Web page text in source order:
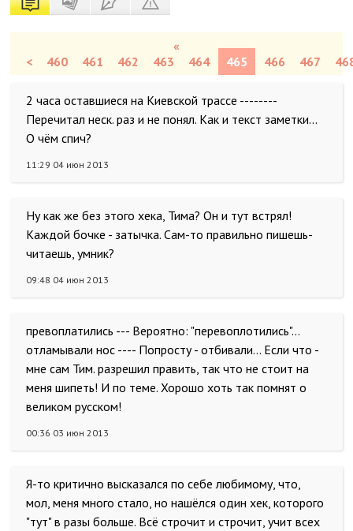
«
<
460 461 462 463 464 465 466 467
2 часа оставшиеся на Киевской трассе --------
Перечитал неск. раз и не понял. Как и текст заметки...
О чём спич?
11:29 04 июн 2013
Ну как же без этого хека, Тима? Он и тут встрял!
Каждой бочке - затычка. Сам-то правильно пишешь-
читаешь, умник?
09:48 04 июн 2013
превоплатились --- Вероятно: "перевоплотились"...
отламывали нос ---- Попросту - отбивали... Если что -
мне сам Тим. разрешил править, так что не стоит на
меня шипеть! И по теме. Хорошо хоть так помнят о
великом русском!
00:36 03 июн 2013
Я-то критично высказался по себе любимому, что,
мол, меня много стало, но нашёлся один хек, которого
"тут" в разы больше. Всё строчит и строчит, учит всех